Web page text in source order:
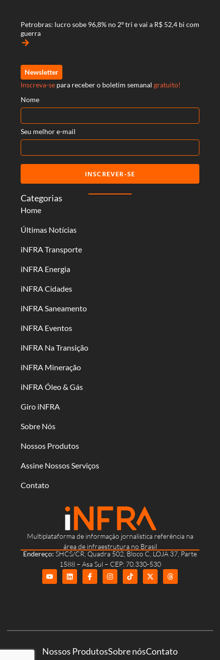
Multiplataforma de informação jornalística referência na
área de infraestrutura no Brasil
Endereço: SHCS/CR, Quadra 502, Bloco C, LOJA 37, Parte
1588 – Asa Sul – CEP: 70.330-530
Categorias
Home
Últimas Notícias
iNFRA Transporte
iNFRA Energia
iNFRA Cidades
iNFRA Saneamento
iNFRA Eventos
iNFRA Na Transição
iNFRA Mineração
iNFRA Óleo & Gás
Giro iNFRA
Sobre Nós
Nossos Produtos
Assine Nossos Serviços
Contato
Petrobras: lucro sobe 96,8% no 2º tri e vai a R$ 52,4 bi com
guerra
arrow_forward
Newsletter
Inscreva-se para receber o boletim semanal gratuito!
Nome
Seu melhor e-mail
INSCREVER-SE
Nossos ProdutosSobre nósContato